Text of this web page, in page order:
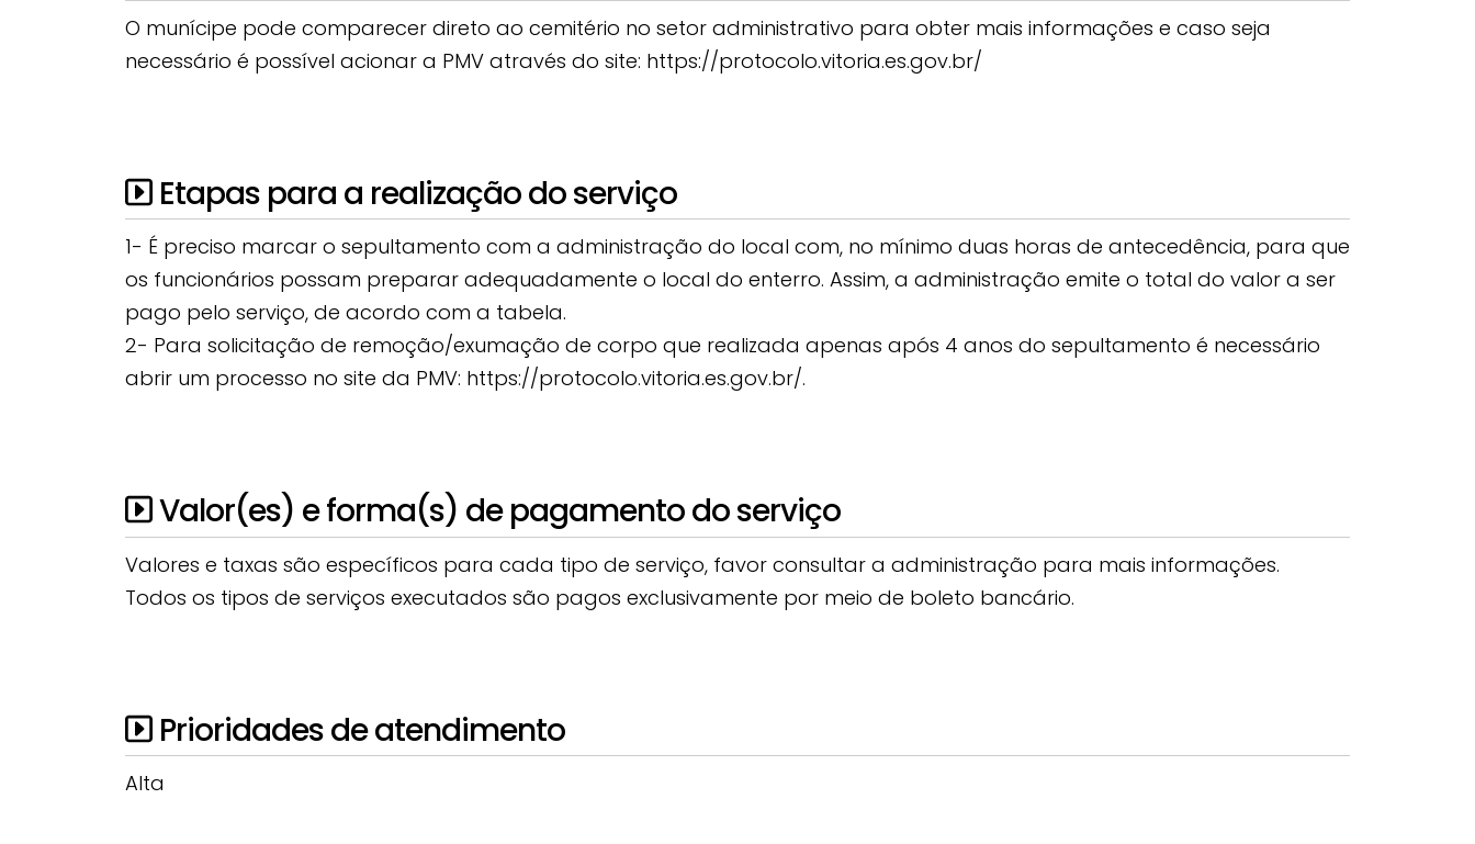
O munícipe pode comparecer direto ao cemitério no setor administrativo para obter mais informações e caso seja
necessário é possível acionar a PMV através do site: https://protocolo.vitoria.es.gov.br/
Etapas para a realização do serviço
1- É preciso marcar o sepultamento com a administração do local com, no mínimo duas horas de antecedência, para que
os funcionários possam preparar adequadamente o local do enterro. Assim, a administração emite o total do valor a ser
pago pelo serviço, de acordo com a tabela.
2- Para solicitação de remoção/exumação de corpo que realizada apenas após 4 anos do sepultamento é necessário
abrir um processo no site da PMV: https://protocolo.vitoria.es.gov.br/.
Valor(es) e forma(s) de pagamento do serviço
Valores e taxas são específicos para cada tipo de serviço, favor consultar a administração para mais informações.
Todos os tipos de serviços executados são pagos exclusivamente por meio de boleto bancário.
Prioridades de atendimento
Alta